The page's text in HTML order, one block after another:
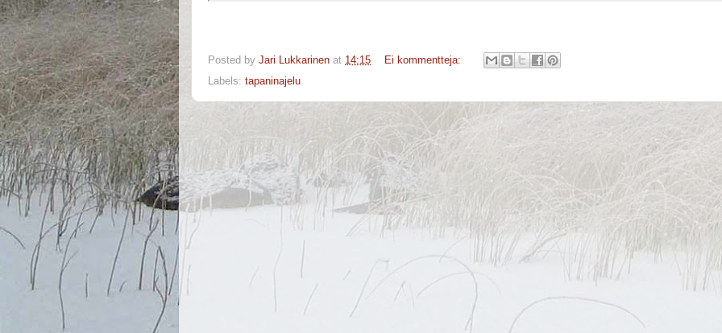
Posted by Jari Lukkarinen at 14:15
Ei kommentteja:
Labels: tapaninajelu